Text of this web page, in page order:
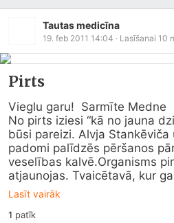
Tautas medicīna
19. feb 2011 14:04 · Lasīšanai 10
Pirts
Vieglu garu!  Sarmīte Medne
No pirts iziesi “kā no jauna
būsi pareizi. Alvja
padomi palīdzēs pēršanos
veselības kalvē.Organisms
atjaunojas. Tvaicētavā, kur
Lasīt vairāk
1 patīk